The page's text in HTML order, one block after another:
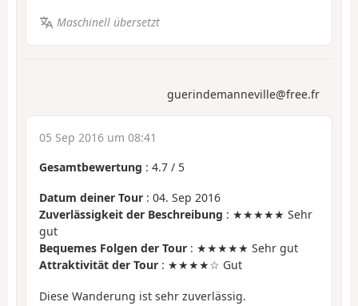
Maschinell übersetzt
guerindemanneville@free.fr
05 Sep 2016 um 08:41
Gesamtbewertung : 4.7 / 5
Datum deiner Tour : 04. Sep 2016
Zuverlässigkeit der Beschreibung : ★★★★★ Sehr
gut
Bequemes Folgen der Tour : ★★★★★ Sehr gut
Attraktivität der Tour : ★★★★☆ Gut
Diese Wanderung ist sehr zuverlässig.